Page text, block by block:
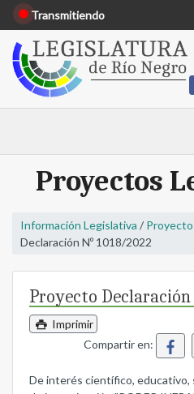
Transmitiendo
Proyectos
Información Legislativa /
Declaración Nº 1018/2022
Proyecto Declaración
Imprimir
Compartir en:
De interés científico, educativo,